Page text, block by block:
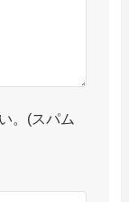
。(スパム